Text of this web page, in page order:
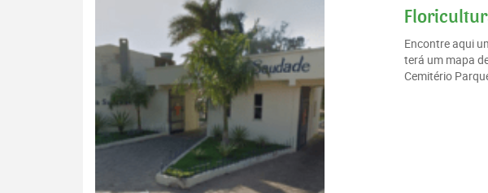
Encontre aqui
terá um mapa
Cemitério